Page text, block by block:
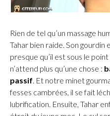
Rien de tel qu’un massage
Tahar bien raide. Son
presque qu’il est sous le point
n’attend plus qu’une chose :
passif . Et notre minet
fesses cambrées, il se fait
lubrification. Ensuite, Tahar